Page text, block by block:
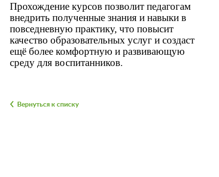
Прохождение курсов позволит педагогам
внедрить полученные знания и навыки в
повседневную практику, что повысит
качество образовательных услуг и создаст
ещё более комфортную и развивающую
среду для воспитанников.
Вернуться к списку